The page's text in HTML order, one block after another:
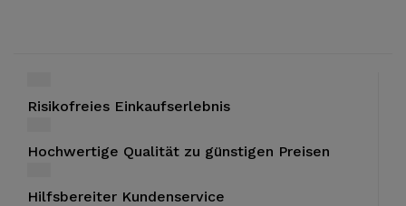
Risikofreies Einkaufserlebnis
Hochwertige Qualität zu günstigen Preisen
Hilfsbereiter Kundenservice